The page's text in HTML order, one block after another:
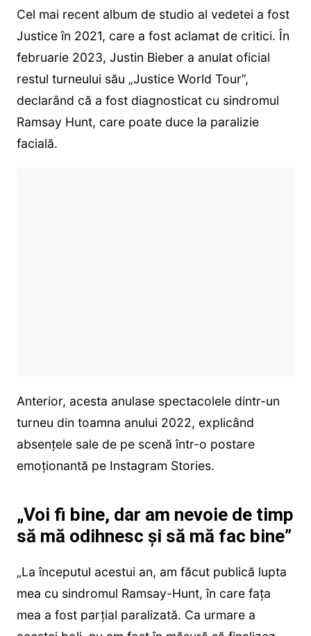
Cel mai recent album de studio al vedetei a fost
Justice în 2021, care a fost aclamat de critici. În
februarie 2023, Justin Bieber a anulat oficial
restul turneului său „Justice World Tour”,
declarând că a fost diagnosticat cu sindromul
Ramsay Hunt, care poate duce la paralizie
facială.
Anterior, acesta anulase spectacolele dintr-un
turneu din toamna anului 2022, explicând
absențele sale de pe scenă într-o postare
emoționantă pe Instagram Stories.
„Voi fi bine, dar am nevoie de timp
să mă odihnesc și să mă fac bine”
„La începutul acestui an, am făcut publică lupta
mea cu sindromul Ramsay-Hunt, în care fața
mea a fost parțial paralizată. Ca urmare a